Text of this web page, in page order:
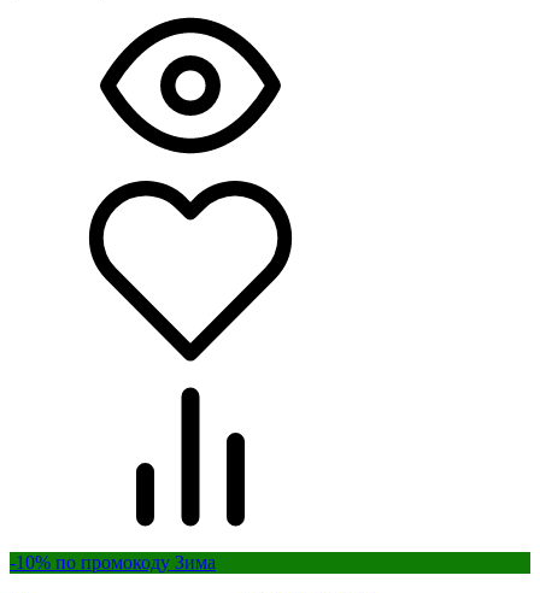
-10% по промокоду Зима